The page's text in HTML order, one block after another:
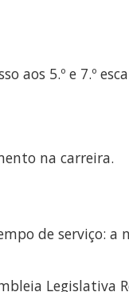
aos 5.º e 7.º
na carreira.
de serviço:
Legislativa